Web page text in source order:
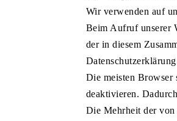
Wir verwenden auf
Beim Aufruf unserer
der in diesem
Die meisten Browser
deaktivieren.
Die Mehrheit der von